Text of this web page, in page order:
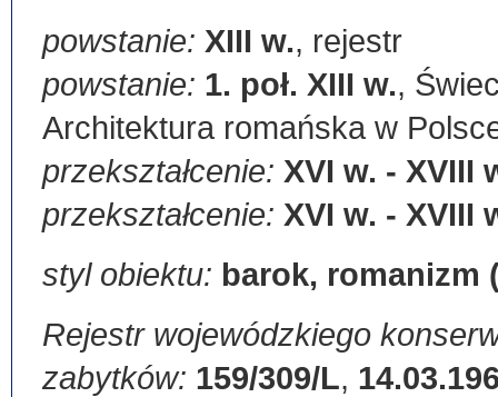
powstanie: XIII w., rejestr
powstanie: 1. poł. XIII w.,
Architektura romańska w
przekształcenie: XVI w. - XVIII
przekształcenie: XVI w. - XVIII
styl obiektu: barok, romanizm
Rejestr wojewódzkiego
zabytków: 159/309/L,